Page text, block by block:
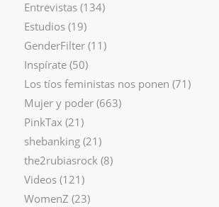
Entrevistas(134)
Estudios(19)
GenderFilter(11)
Inspírate(50)
Los tíos feministas nos ponen (71)
Mujer y poder(663)
PinkTax(21)
shebanking(21)
the2rubiasrock(8)
Videos(121)
WomenZ (23)